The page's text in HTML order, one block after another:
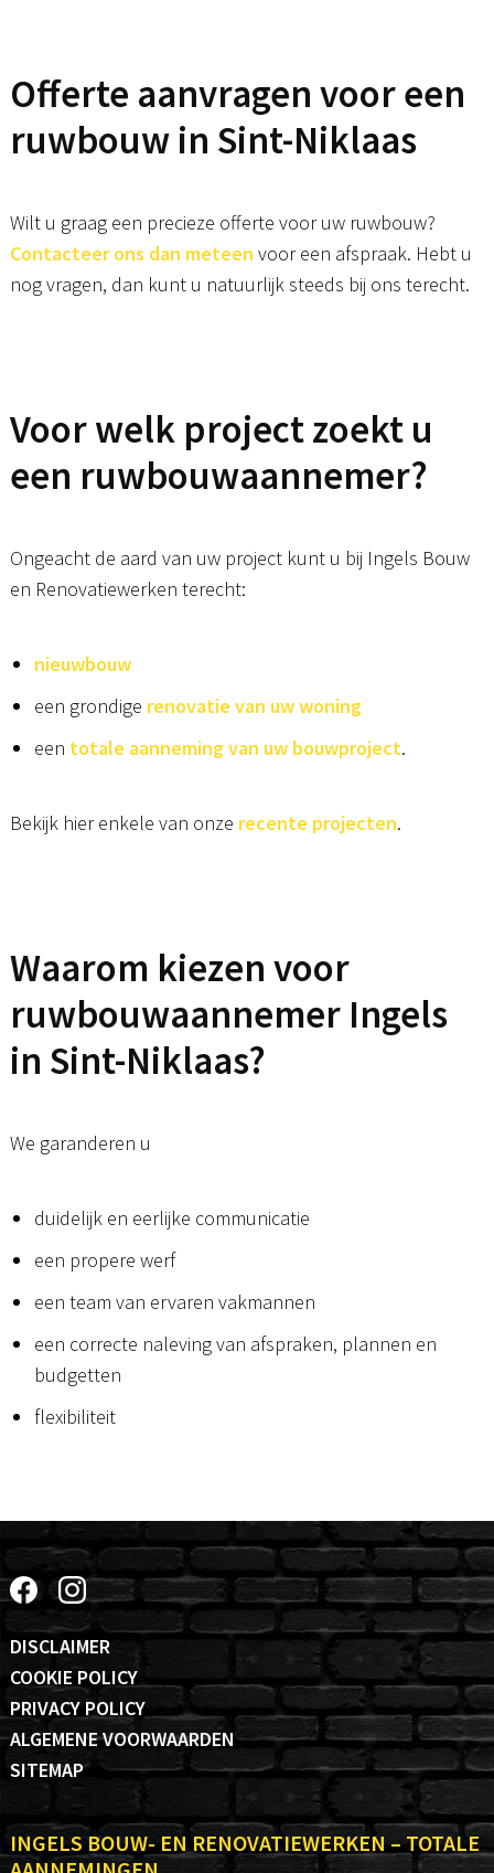
Offerte aanvragen voor een
ruwbouw in Sint-Niklaas
Wilt u graag een precieze offerte voor uw ruwbouw?
Contacteer ons dan meteen voor een afspraak. Hebt u
nog vragen, dan kunt u natuurlijk steeds bij ons terecht.
Voor welk project zoekt u
een ruwbouwaannemer?
Ongeacht de aard van uw project kunt u bij Ingels Bouw
en Renovatiewerken terecht:
nieuwbouw
een grondige renovatie van uw woning
een totale aanneming van uw bouwproject.
Bekijk hier enkele van onze recente projecten.
Waarom kiezen voor
ruwbouwaannemer Ingels
in Sint-Niklaas?
We garanderen u
duidelijk en eerlijke communicatie
een propere werf
een team van ervaren vakmannen
een correcte naleving van afspraken, plannen en
budgetten
flexibiliteit
DISCLAIMER
COOKIE POLICY
PRIVACY POLICY
ALGEMENE VOORWAARDEN
SITEMAP
INGELS BOUW- EN RENOVATIEWERKEN – TOTALE